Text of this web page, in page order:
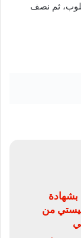
خروج المغلوب، ثم نصف
بشهادة
من